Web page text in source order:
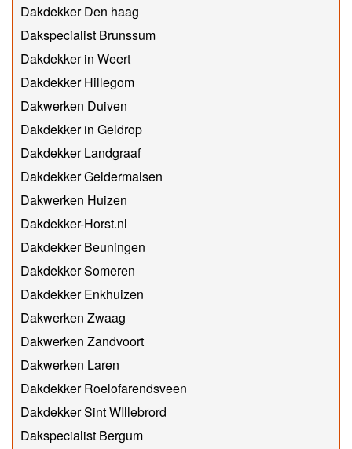
Dakdekker Den haag
Dakspecialist Brunssum
Dakdekker in Weert
Dakdekker Hillegom
Dakwerken Duiven
Dakdekker in Geldrop
Dakdekker Landgraaf
Dakdekker Geldermalsen
Dakwerken Huizen
Dakdekker-Horst.nl
Dakdekker Beuningen
Dakdekker Someren
Dakdekker Enkhuizen
Dakwerken Zwaag
Dakwerken Zandvoort
Dakwerken Laren
Dakdekker Roelofarendsveen
Dakdekker Sint WIllebrord
Dakspecialist Bergum